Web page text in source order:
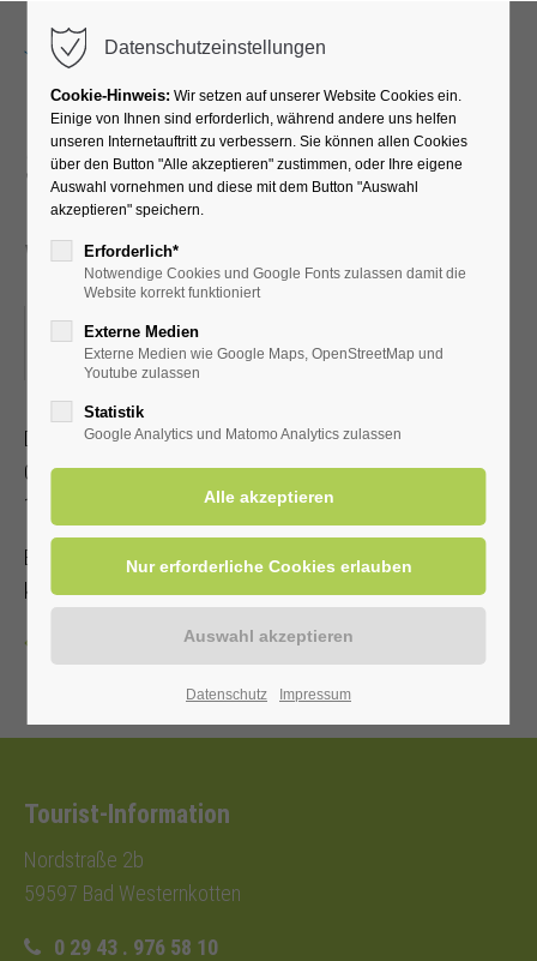
Sport im Park – LTV Aktiv
Bad Westernkotten –
Walken für alle
10.08.2026 18:00–24.08.2026 19:00
ORT: GROSSE WIESE IM KURPARK
Dieser Termin wiederholt sich jede Woche bis zum
07.09.2026 und findet das nächste Mal am10.08.2026
18:00–24.08.2026 19:00statt. bis zum 07.09.2026.
Bitte Sportkleidung und Getränke mitbringen (Teilnahme
kostenlos)
Tourist-Information
Nordstraße 2b
59597 Bad Westernkotten
0 29 43 . 976 58 10
Datenschutzeinstellungen
Cookie-Hinweis: Wir setzen auf unserer Website Cookies ein.
Einige von Ihnen sind erforderlich, während andere uns helfen
unseren Internetauftritt zu verbessern. Sie können allen Cookies
über den Button "Alle akzeptieren" zustimmen, oder Ihre eigene
Auswahl vornehmen und diese mit dem Button "Auswahl
akzeptieren" speichern.
Erforderlich*
Notwendige Cookies und Google Fonts zulassen damit die
Website korrekt funktioniert
Externe Medien
Externe Medien wie Google Maps, OpenStreetMap und
Youtube zulassen
Statistik
Google Analytics und Matomo Analytics zulassen
Datenschutz Impressum